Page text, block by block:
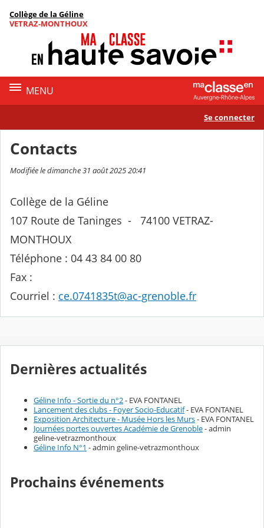
Contenu
Collège de la Géline
VETRAZ-MONTHOUX
MENU
Se connecter
Contacts
Modifiée le dimanche 31 août 2025 20:41
Collège de la Géline
107 Route de Taninges - 74100 VETRAZ-
MONTHOUX
Téléphone : 04 43 84 00 80
Fax :
Courriel : ce.0741835t@ac-grenoble.fr
Dernières actualités
Géline Info - Sortie du n°2- EVA FONTANEL
Lancement des clubs - Foyer Socio-Educatif- EVA FONTANEL
Exposition Architecture - Musée Hors les Murs- EVA FONTANEL
Journées portes ouvertes Académie de Grenoble- admin
geline-vetrazmonthoux
Géline Info N°1 - admin geline-vetrazmonthoux
Prochains événements